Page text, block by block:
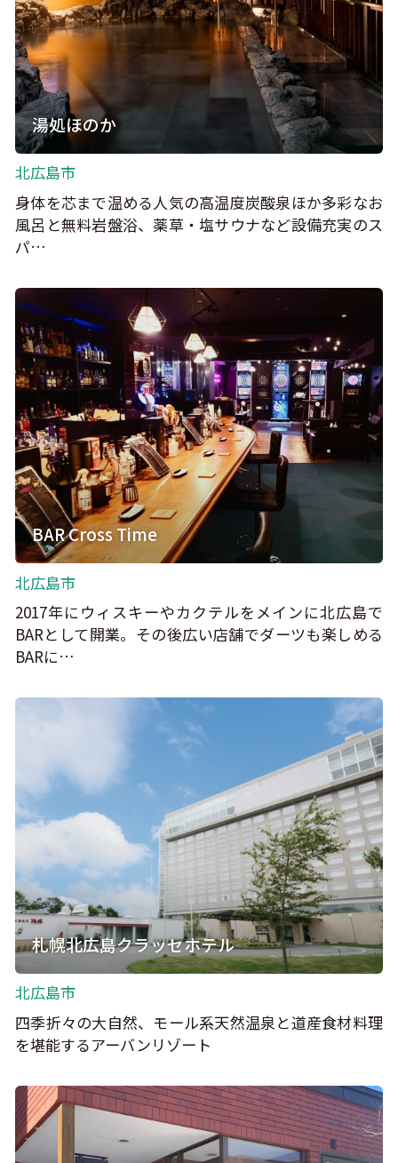
湯処ほのか
北広島市
身体を芯まで温める人気の高温度炭酸泉ほか多彩なお
風呂と無料岩盤浴、薬草・塩サウナなど設備充実のス
パ…
BAR Cross Time
北広島市
2017年にウィスキーやカクテルをメインに北広島で
BARとして開業。その後広い店舗でダーツも楽しめる
BARに…
札幌北広島クラッセホテル
北広島市
四季折々の大自然、モール系天然温泉と道産食材料理
を堪能するアーバンリゾート